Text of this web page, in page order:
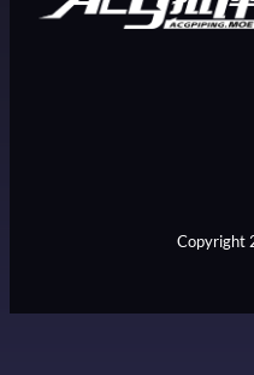
Copyright